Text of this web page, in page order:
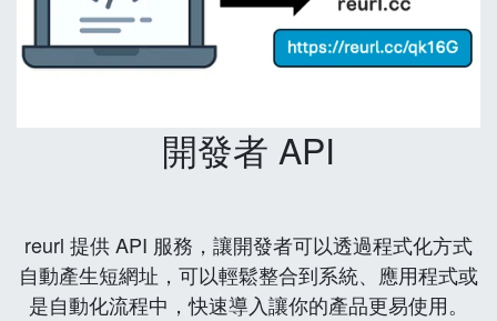
開發者 API
reurl 提供 API 服務，讓開發者可以透過程式化方式
自動產生短網址，可以輕鬆整合到系統、應用程式或
是自動化流程中，快速導入讓你的產品更易使用。